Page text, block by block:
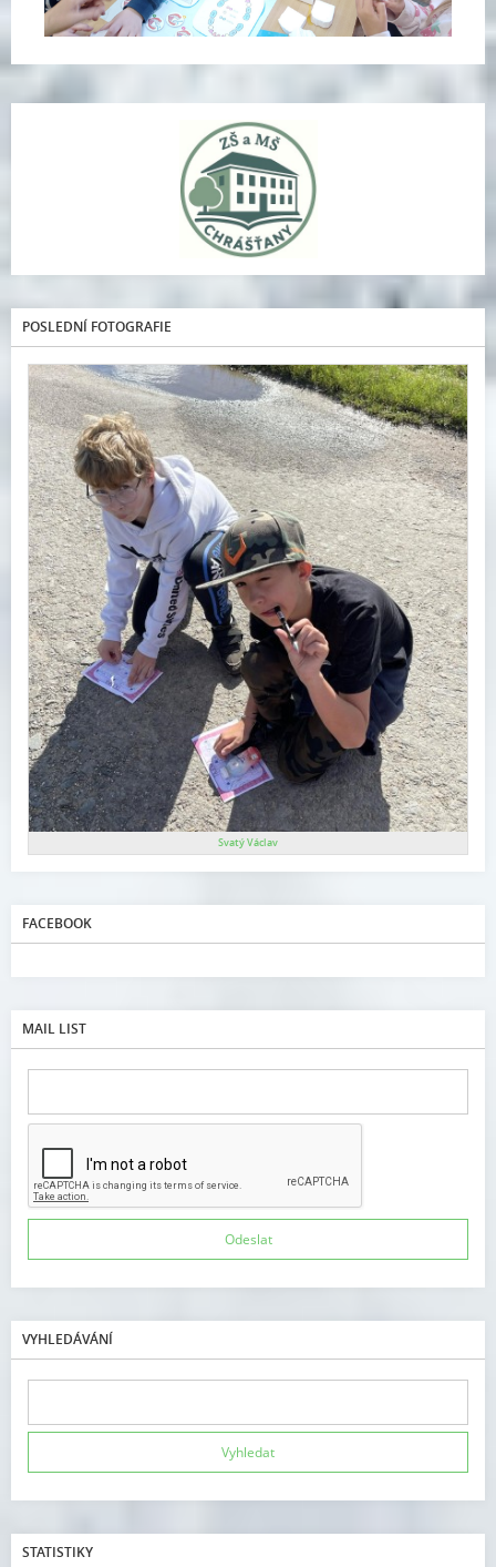
POSLEDNÍ FOTOGRAFIE
Svatý Václav
FACEBOOK
MAIL LIST
VYHLEDÁVÁNÍ
STATISTIKY